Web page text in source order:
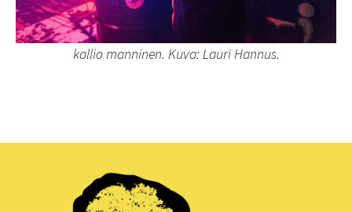
kallio manninen. Kuva: Lauri Hannus.